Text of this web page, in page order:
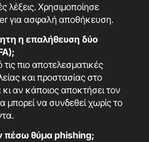
λέξεις. Χρησιμοποίησε
για ασφαλή αποθήκευση.
η επαλήθευση δύο
τις πιο αποτελεσματικές
και προστασίας στο
κι αν κάποιος αποκτήσει τον
μπορεί να συνδεθεί χωρίς το
πέσω θύμα phishing;